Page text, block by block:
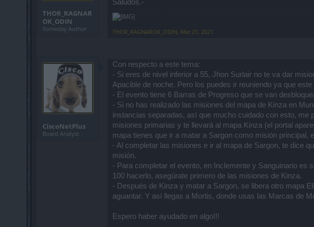
THOR_RAGNAR
OK_ODIN
Someday Author
Saludos.-
THOR_RAGNAROK_ODIN Mar 21, 2021
CiscoNetPlus
Board Analyst
Con respecto a este tema:
- Si eres de nivel inferior a 55, Jhon Surlair no te va dar
Apacible de noche. Pero los puedes ir reuniendo ya que
- El evento tiene 6 Barras de Progreso que se van
- Si no has realizado las misiones del mapa de Kinza en
instancias separadas, así que mucho cuidado con esto,
misiones primarias y te llevará al mapa Kinza (el portal
mapa tienes que ir a matar a Sargon como misión principal,
- Al completar las misiones e ir al mapa de Sargon, te dice
misión.
- Para completar el evento, en Inclemente y Sanguinario
100 hacerlo, asegúrate primero de las misiones de Kinza.
- Después de Kinza y matar a Sargon, se libera otro mapa
aguantar. Y así llegas a Mortis, donde usas las Marcas de
Espero haber ayudado en algo!!!